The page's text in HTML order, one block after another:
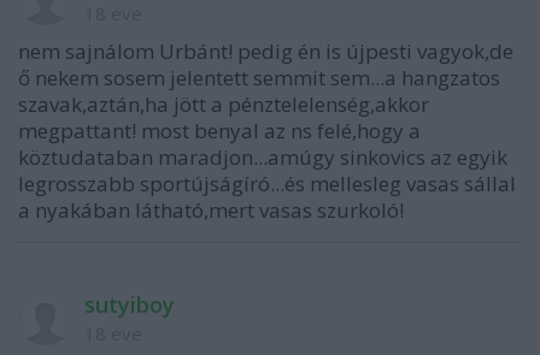
nem sajnálom Urbánt! pedig én is újpesti vagyok,de
ő nekem sosem jelentett semmit sem...a hangzatos
szavak,aztán,ha jött a pénztelelenség,akkor
megpattant! most benyal az ns felé,hogy a
köztudataban maradjon...amúgy sinkovics az egyik
legrosszabb sportújságíró...és mellesleg vasas sállal
a nyakában látható,mert vasas szurkoló!
sutyiboy